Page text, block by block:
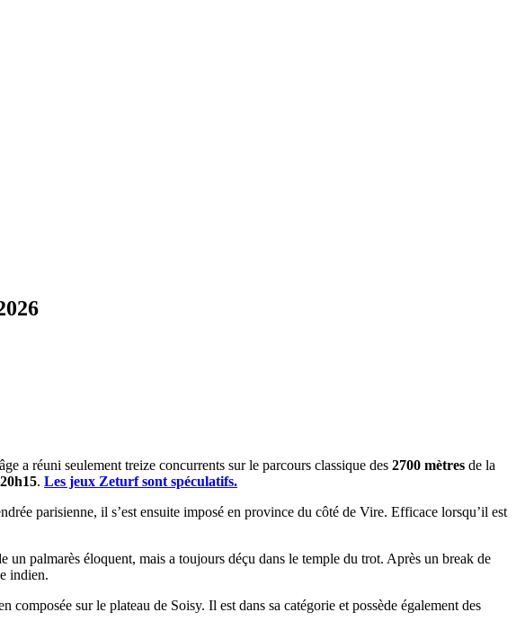
a réuni seulement treize concurrents sur le parcours classique des 2700 mètres de la
20h15. Les jeux Zeturf sont spéculatifs.
parisienne, il s’est ensuite imposé en province du côté de Vire. Efficace lorsqu’il est
un palmarès éloquent, mais a toujours déçu dans le temple du trot. Après un break de
indien.
sur le plateau de Soisy. Il est dans sa catégorie et possède également des